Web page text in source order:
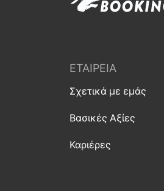
ΕΤΑΙΡΕΊΑ
Σχετικά με εμάς
Βασικές Αξίες
Καριέρες